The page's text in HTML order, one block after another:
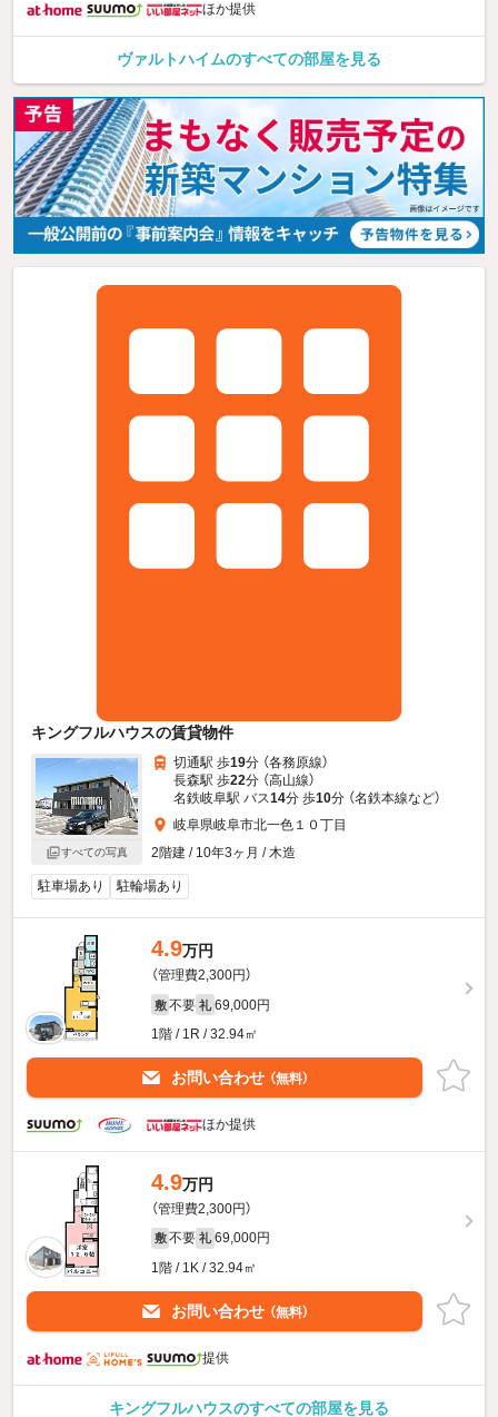
ほか提供
ヴァルトハイムのすべての部屋を見る
キングフルハウスの賃貸物件
すべての写真
切通駅 歩19分 （各務原線）
長森駅 歩22分 （高山線）
名鉄岐阜駅 バス14分 歩10分 （名鉄本線など）
岐阜県岐阜市北一色１０丁目
2階建 / 10年3ヶ月 / 木造
駐車場あり 駐輪場あり
4.9万円
（管理費2,300円）
敷 不要 礼 69,000円
1階 / 1R / 32.94㎡
お問い合わせ （無料）
ほか提供
4.9万円
（管理費2,300円）
敷 不要 礼 69,000円
1階 / 1K / 32.94㎡
お問い合わせ （無料）
提供
キングフルハウスのすべての部屋を見る